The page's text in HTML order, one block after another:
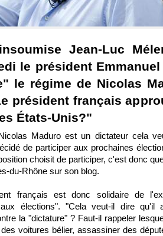
Jean-Luc
le président Emmanuel
le régime de Nicolas
président français
États-Unis?"
Maduro est un dictateur cela
de participer aux prochaines
choisit de participer, c'est donc
du-Rhône sur son blog.
français est donc solidaire de
élections". "Cela veut-il dire qu'il
la "dictature" ? Faut-il rappeler
voitures bélier, assassiner des